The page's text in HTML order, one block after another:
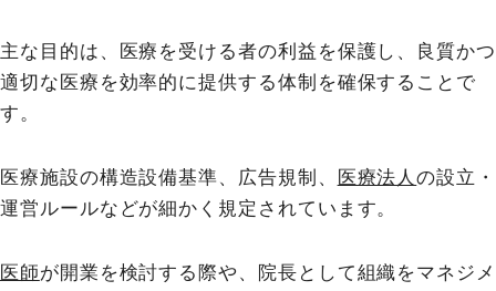
主な目的は、医療を受ける者の利益を保護し、良質かつ
適切な医療を効率的に提供する体制を確保することで
す。
医療施設の構造設備基準、広告規制、 医療法人の設立・
運営ルールなどが細かく規定されています。
医師が開業を検討する際や、院長として組織をマネジメ